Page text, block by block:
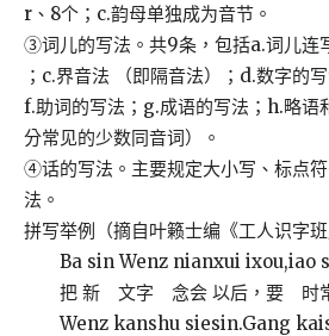
r、8个；c.韵母单独成为音节。
③词儿的写法。共9条，包括a.词儿连
；c.界音法 （即隔音法）；d.数字的
f.助词的写法；g.成语的写法；h.略语
分常见的少数同音词）。
④话的写法。主要规定大小写、标点
法。
拼写举例（摘自叶籁士编《工人识字
Ba sin Wenz nianxui ixou,iao
把 新 文字 念会 以后，要 时
Wenz kanshu siesin.Gang